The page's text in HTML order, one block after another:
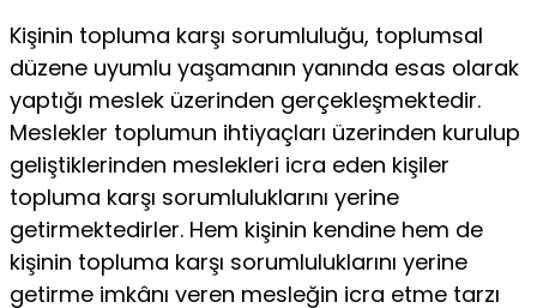
Kişinin topluma karşı sorumluluğu, toplumsal
düzene uyumlu yaşamanın yanında esas olarak
yaptığı meslek üzerinden gerçekleşmektedir.
Meslekler toplumun ihtiyaçları üzerinden kurulup
geliştiklerinden meslekleri icra eden kişiler
topluma karşı sorumluluklarını yerine
getirmektedirler. Hem kişinin kendine hem de
kişinin topluma karşı sorumluluklarını yerine
getirme imkânı veren mesleğin icra etme tarzı